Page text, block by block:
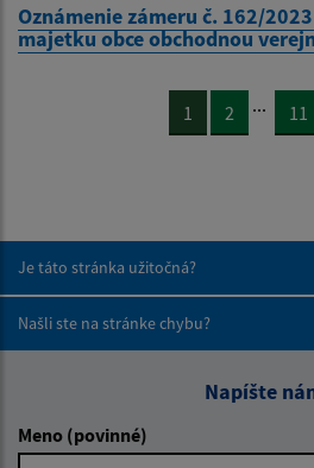
Oznámenie zámeru č. 162/
majetku obce obchodnou
1 2 ... 11
Je táto stránka užitočná?
Našli ste na stránke chybu?
Napíšte
Meno (povinné)